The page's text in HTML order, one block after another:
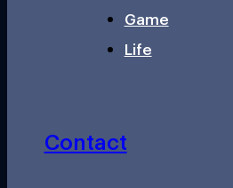
Game
Life
Contact